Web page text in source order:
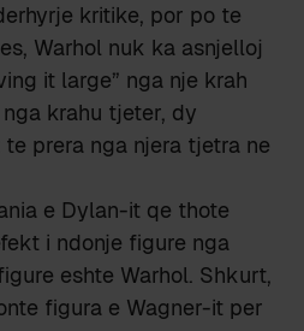
kritike, por po te
Warhol nuk ka asnjelloj
it large” nga nje krah
krahu tjeter, dy
prera nga njera tjetra ne
e Dylan-it qe thote
i ndonje figure nga
eshte Warhol. Shkurt,
figura e Wagner-it per